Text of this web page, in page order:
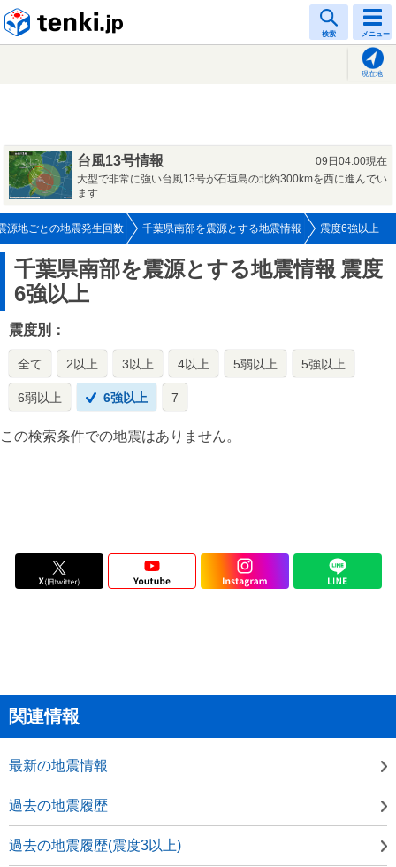
検索 メニュー
現在地
台風13号情報
09日04:00現在
大型で非常に強い台風13号が石垣島の北約300kmを西に進んでい
ます
源地ごとの地震発生回数 千葉県南部を震源とする地震情報 震度6強以上
千葉県南部を震源とする地震情報 震度
6強以上
震度別：
全て 2以上 3以上 4以上 5弱以上 5強以上
6弱以上 6強以上 7
この検索条件での地震はありません。
関連情報
最新の地震情報
過去の地震履歴
過去の地震履歴(震度3以上)